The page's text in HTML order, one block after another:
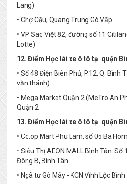
Lang)
• Chợ Cầu, Quang Trung Gò Vấp
• VP Sao Việt 82, đường số 11
Lotte)
12. Điểm Học lái xe ô tô tại quận
• Số 48 Điện Biên Phủ, P.12, Q. Bình
văn thánh)
• Mega Market Quận 2 (MeTro An
Quận 2
13. Điểm Học lái xe ô tô tại quận
• Co.op Mart Phú Lâm, số 06 Bà
• Siêu Thị AEON MALL Bình Tân:
Đông B, Bình Tân
• Ngã tư Gò Mây - KCN Vĩnh Lộc Bình